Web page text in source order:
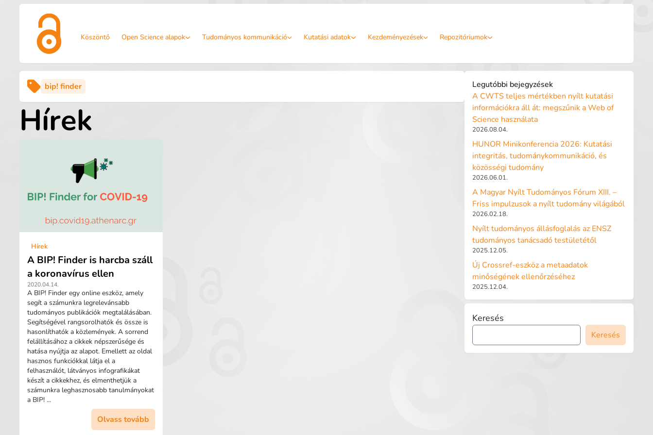
Köszöntő Open Science alapok Tudományos kommunikáció Kutatási adatok Kezdeményezések Repozitóriumok
bip! finder
Hírek
Hírek
A BIP! Finder is harcba száll
a koronavírus ellen
2020.04.14.
A BIP! Finder egy online eszköz, amely
segít a számunkra legrelevánsabb
tudományos publikációk megtalálásában.
Segítségével rangsorolhatók és össze is
hasonlíthatók a közlemények. A sorrend
felállításához a cikkek népszerűsége és
hatása nyújtja az alapot. Emellett az oldal
hasznos funkciókkal látja el a
felhasználót, látványos infografikákat
készít a cikkekhez, és elmenthetjük a
számunkra leghasznosabb tanulmányokat
a BIP! ...
Olvass tovább
Legutóbbi bejegyzések
A CWTS teljes mértékben nyílt kutatási
információkra áll át: megszűnik a Web of
Science használata
2026.08.04.
HUNOR Minikonferencia 2026: Kutatási
integritás, tudománykommunikáció, és
közösségi tudomány
2026.06.01.
A Magyar Nyílt Tudományos Fórum XIII. –
Friss impulzusok a nyílt tudomány világából
2026.02.18.
Nyílt tudományos állásfoglalás az ENSZ
tudományos tanácsadó testületétől
2025.12.05.
Új Crossref-eszköz a metaadatok
minőségének ellenőrzéséhez
2025.12.04.
Keresés
Keresés